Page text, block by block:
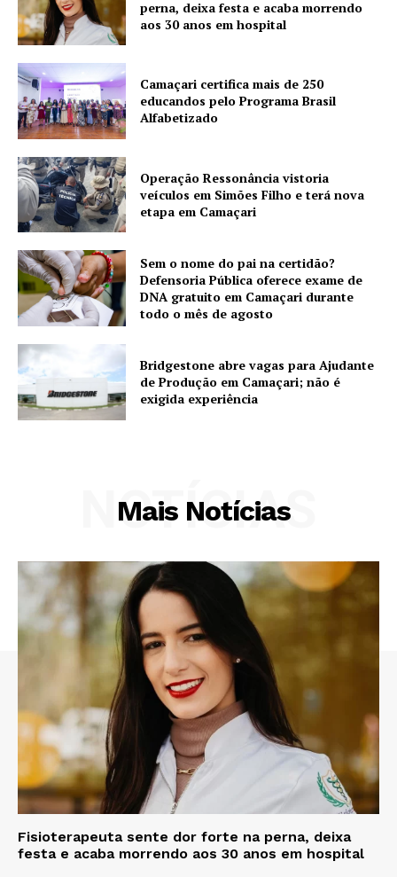
perna, deixa festa e acaba morrendo
aos 30 anos em hospital
Camaçari certifica mais de 250
educandos pelo Programa Brasil
Alfabetizado
Operação Ressonância vistoria
veículos em Simões Filho e terá nova
etapa em Camaçari
Sem o nome do pai na certidão?
Defensoria Pública oferece exame de
DNA gratuito em Camaçari durante
todo o mês de agosto
Bridgestone abre vagas para Ajudante
de Produção em Camaçari; não é
exigida experiência
Mais Notícias
NOTÍCIAS
Fisioterapeuta sente dor forte na perna, deixa
festa e acaba morrendo aos 30 anos em hospital